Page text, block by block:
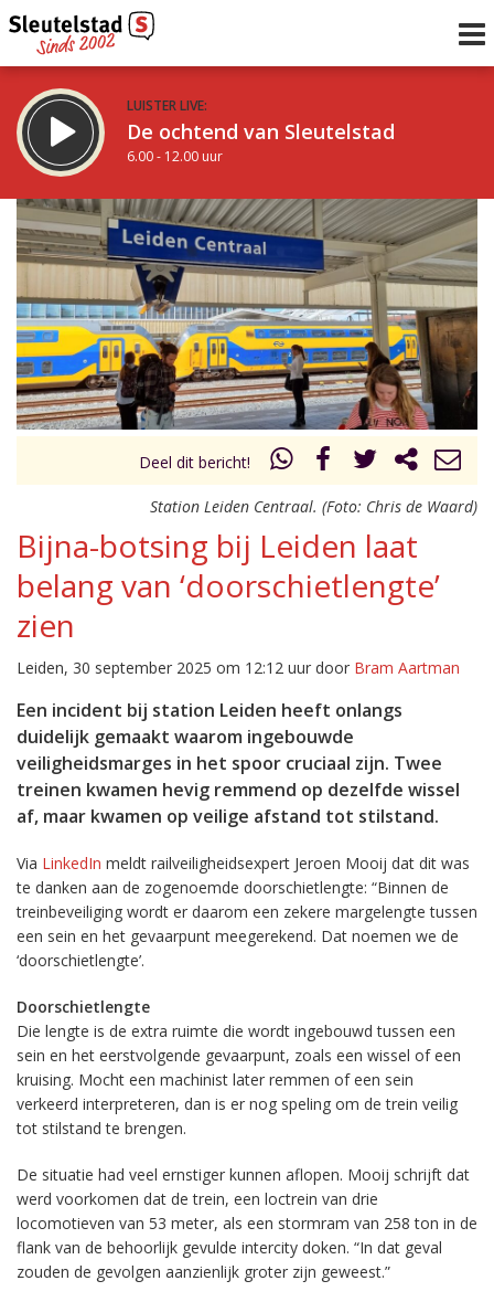
LUISTER LIVE:
De ochtend van Sleutelstad
6.00 - 12.00 uur
STRAKS:
De middag van Sleutelstad
12.00 - 18.00 uur
uur 1 van 0 Volgend uur
Inklappen
Deel dit bericht!
Station Leiden Centraal. (Foto: Chris de Waard)
Bijna-botsing bij Leiden laat
belang van ‘doorschietlengte’
zien
Leiden, 30 september 2025 om 12:12 uur door Bram Aartman
Een incident bij station Leiden heeft onlangs
duidelijk gemaakt waarom ingebouwde
veiligheidsmarges in het spoor cruciaal zijn. Twee
treinen kwamen hevig remmend op dezelfde wissel
af, maar kwamen op veilige afstand tot stilstand.
Via LinkedIn meldt railveiligheidsexpert Jeroen Mooij dat dit was
te danken aan de zogenoemde doorschietlengte: “Binnen de
treinbeveiliging wordt er daarom een zekere margelengte tussen
een sein en het gevaarpunt meegerekend. Dat noemen we de
‘doorschietlengte’.
Doorschietlengte
Die lengte is de extra ruimte die wordt ingebouwd tussen een
sein en het eerstvolgende gevaarpunt, zoals een wissel of een
kruising. Mocht een machinist later remmen of een sein
verkeerd interpreteren, dan is er nog speling om de trein veilig
tot stilstand te brengen.
De situatie had veel ernstiger kunnen aflopen. Mooij schrijft dat
werd voorkomen dat de trein, een loctrein van drie
locomotieven van 53 meter, als een stormram van 258 ton in de
flank van de behoorlijk gevulde intercity doken. “In dat geval
zouden de gevolgen aanzienlijk groter zijn geweest.”